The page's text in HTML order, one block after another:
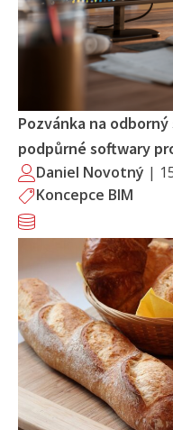
Pozvánka na odborný
podpůrné softwary
Daniel Novotný |
Koncepce BIM